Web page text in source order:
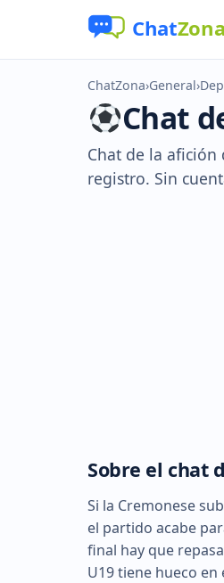
ChatZona›General›
Chat
Chat de la afición
registro. Sin
Sobre el chat
Si la Cremonese
el partido acabe
final hay que
U19 tiene hueco